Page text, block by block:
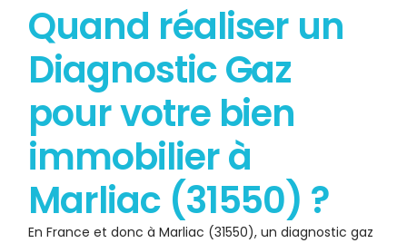
Quand réaliser un
Diagnostic Gaz
pour votre bien
immobilier à
Marliac (31550) ?
En France et donc à Marliac (31550), un diagnostic gaz